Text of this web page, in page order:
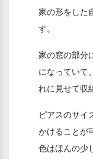
家の形をした
す。
家の窓の部分
になっていて
れに見せて収
ピアスのサイ
かけることが
色はほんの少